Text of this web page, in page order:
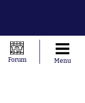
Forum Menu